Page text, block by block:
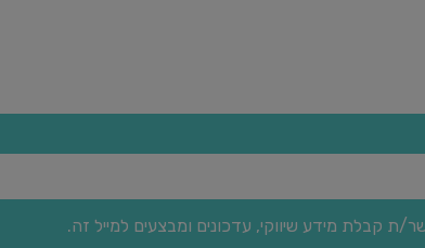
ת קבלת מידע שיווקי, עדכונים ומבצעים למייל זה.